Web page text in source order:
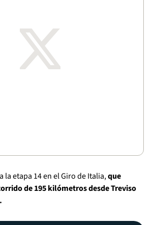
la etapa 14 en el Giro de Italia,que
de 195 kilómetros desde Treviso